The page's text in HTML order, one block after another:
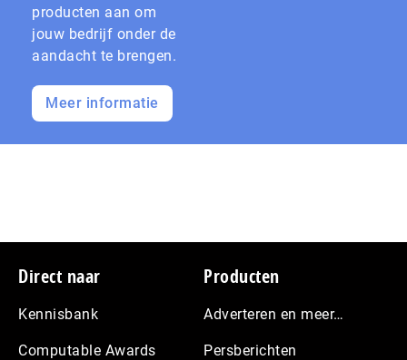
producten aan om
jouw bedrijf onder de
aandacht te brengen.
Meer informatie
Footer
Direct naar
Kennisbank
Computable Awards
Producten
Adverteren en meer…
Persberichten